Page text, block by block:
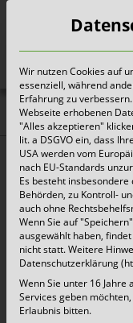
Aufgrund
am 31.01.2017
10:00 Uhr nicht
Wir bitten um Ihr
Wir nutzen Cookies auf
essenziell, während
Erfahrung zu
Webseite erhobenen
"Alles akzeptieren"
lit. a DSGVO ein, dass
USA werden vom
nach EU-Standards
Es besteht insbesondere
Behörden, zu Kontroll-
auch ohne
Wenn Sie auf
ausgewählt haben,
nicht statt. Weitere
Datenschutzerklärung
Wenn Sie unter 16
Services geben
Erlaubnis bitten.